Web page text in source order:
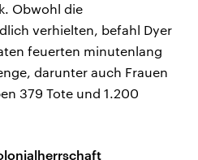
Obwohl die
verhielten, befahl Dyer
feuerten minutenlang
darunter auch Frauen
379 Tote und 1.200